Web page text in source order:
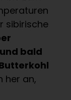
sibirische
bald
her an,